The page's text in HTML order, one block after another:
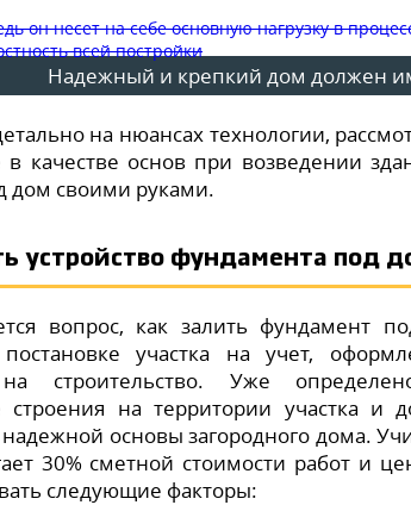
Надежный и крепкий дом должен
на нюансах технологии,
качестве основ при возведении
дом своими руками.
устройство фундамента под
вопрос, как залить фундамент
участка на учет,
строительство. Уже
строения на территории участка и
надежной основы загородного дома.
30% сметной стоимости работ и
следующие факторы: